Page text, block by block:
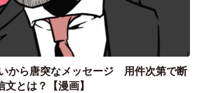
いから唐突なメッセージ 用件次第で断
とは？【漫画】